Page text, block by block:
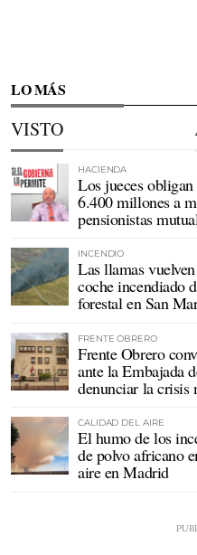
LO MÁS
VISTO
HACIENDA
Los jueces
6.400 millones a
pensionistas
INCENDIO
Las llamas
coche incendiado
forestal en San
FRENTE OBRERO
Frente Obrero
ante la Embajada
denunciar la crisis
CALIDAD DEL AIRE
El humo de los
de polvo africano
aire en Madrid